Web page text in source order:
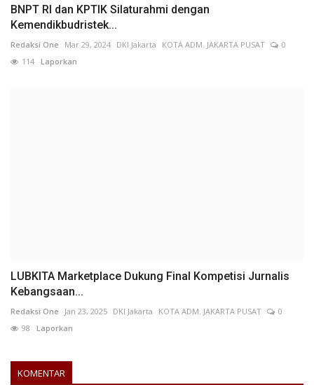
BNPT RI dan KPTIK Silaturahmi dengan
Kemendikbudristek...
Redaksi One Mar 29, 2024 DKI Jakarta KOTA ADM. JAKARTA PUSAT
0
114 Laporkan
LUBKITA Marketplace Dukung Final Kompetisi Jurnalis
Kebangsaan...
Redaksi One Jan 23, 2025 DKI Jakarta KOTA ADM. JAKARTA PUSAT
0
98 Laporkan
KOMENTAR